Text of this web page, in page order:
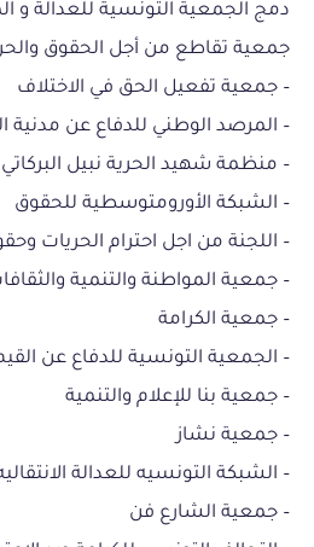
دمج الجمعية التونسية للعدالة و
جمعية تقاطع من أجل الحقوق
– جمعية تفعيل الحق في الاختلاف
– المرصد الوطني للدفاع عن مدنية
– منظمة شهيد الحرية نبيل
– الشبكة الأورومتوسطية للحقوق
– اللجنة من اجل احترام الحريات
– جمعية المواطنة والتنمية
– جمعية الكرامة
– الجمعية التونسية للدفاع عن
– جمعية بنا للإعلام والتنمية
– جمعية نشاز
– الشبكة التونسيه للعدالة
– جمعية الشارع فن